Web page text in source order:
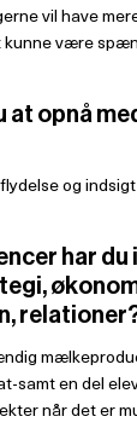
vil have
kunne være
at opnå
og indsigt
har
samt en del
når det er